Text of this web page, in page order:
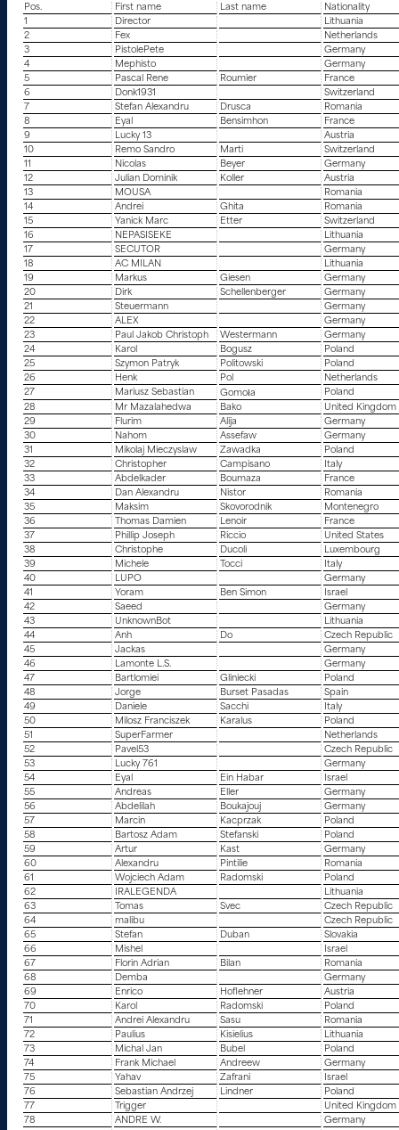
Pos. First name Last name
Nationality
1
Director
Lithuania
2
Fex
Netherlands
3
PistolePete
Germany
4
Mephisto
Germany
5
Pascal Rene Roumier
France
6
Donk1931
Switzerland
7
Stefan Alexandru Drusca
Romania
8
Eyal Bensimhon
France
9
Lucky 13
Austria
10
Remo Sandro Marti
Switzerland
11
Nicolas Beyer
Germany
12
Julian Dominik Koller
Austria
13
MOUSA
Romania
14
Andrei Ghita
Romania
15
Yanick Marc Etter
Switzerland
16
NEPASISEKE
Lithuania
17
SECUTOR
Germany
18
AC MILAN
Lithuania
19
Markus Giesen
Germany
20
Dirk Schellenberger
Germany
21
Steuermann
Germany
22
ALEX
Germany
23
Paul Jakob Christoph Westermann
Germany
24
Karol Bogusz
Poland
25
Szymon Patryk Politowski
Poland
26
Henk Pol
Netherlands
27
Mariusz Sebastian Gomoła
Poland
28
Mr Mazalahedwa Bako
United Kingdom
29
Flurim Alija
Germany
30
Nahom Assefaw
Germany
31
Mikolaj Mieczyslaw Zawadka
Poland
32
Christopher Campisano
Italy
33
Abdelkader Boumaza
France
34
Dan Alexandru Nistor
Romania
35
Maksim Skovorodnik
Montenegro
36
Thomas Damien Lenoir
France
37
Phillip Joseph Riccio
United States
38
Christophe Ducoli
Luxembourg
39
Michele Tocci
Italy
40
LUPO
Germany
41
Yoram Ben Simon
Israel
42
Saeed
Germany
43
UnknownBot
Lithuania
44
Anh Do
Czech Republic
45
Jackas
Germany
46
Lamonte L.S.
Germany
47
Bartlomiei Gliniecki
Poland
48
Jorge Burset Pasadas
Spain
49
Daniele Sacchi
Italy
50
Milosz Franciszek Karalus
Poland
51
SuperFarmer
Netherlands
52
Pavel53
Czech Republic
53
Lucky 761
Germany
54
Eyal Ein Habar
Israel
55
Andreas Eller
Germany
56
Abdelilah Boukajouj
Germany
57
Marcin Kacprzak
Poland
58
Bartosz Adam Stefanski
Poland
59
Artur Kast
Germany
60
Alexandru Pintilie
Romania
61
Wojciech Adam Radomski
Poland
62
IRALEGENDA
Lithuania
63
Tomas Svec
Czech Republic
64
malibu
Czech Republic
65
Stefan Duban
Slovakia
66
Mishel
Israel
67
Florin Adrian Bilan
Romania
68
Demba
Germany
69
Enrico Hoflehner
Austria
70
Karol Radomski
Poland
71
Andrei Alexandru Sasu
Romania
72
Paulius Kisielius
Lithuania
73
Michal Jan Bubel
Poland
74
Frank Michael Andreew
Germany
75
Yahav Zafrani
Israel
76
Sebastian Andrzej Lindner
Poland
77
Trigger
United Kingdom
78
ANDRE W.
Germany